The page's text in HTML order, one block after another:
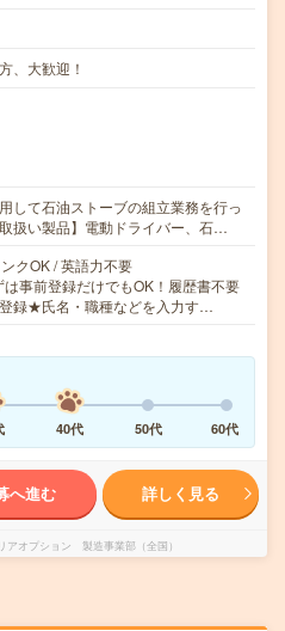
、大歓迎！
して石油ストーブの組立業務を行っ
扱い製品】電動ドライバー、石…
クOK / 英語力不要
事前登録だけでもOK！履歴書不要
録★氏名・職種などを入力す…
40代 50代 60代
へ進む 詳しく見る
アオプション 製造事業部（全国）